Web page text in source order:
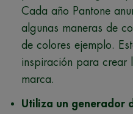
Cada año Pantone
algunas maneras de
de colores ejemplo.
inspiración para crear
marca.
Utiliza un generador